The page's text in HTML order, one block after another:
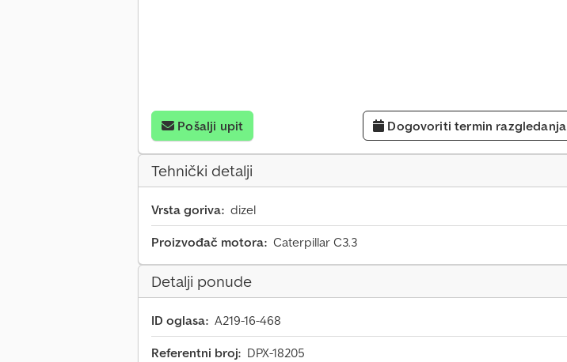
Pošalji upit Dogovoriti termin razgledanja
Tehnički detalji
Vrsta goriva: dizel
Proizvođač motora: Caterpillar C3.3
Detalji ponude
ID oglasa: A219-16-468
Referentni broj: DPX-18205